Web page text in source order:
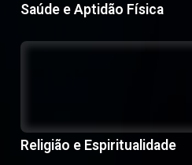
Saúde e Aptidão Física
Religião e Espiritualidade